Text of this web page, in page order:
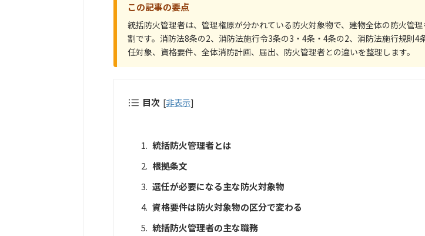
この記事の要点
統括防火管理者は、管理権原が分かれている防火対象物で、建物全体の防火管
割です。消防法8条の2、消防法施行令3条の3・4条・4条の2、消防法施行規則4
任対象、資格要件、全体消防計画、届出、防火管理者との違いを整理します。
目次 [非表示]
統括防火管理者とは
根拠条文
選任が必要になる主な防火対象物
資格要件は防火対象物の区分で変わる
統括防火管理者の主な職務